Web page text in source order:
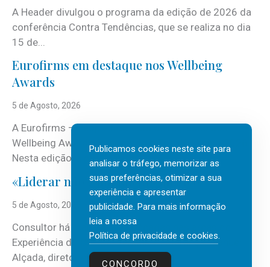
A Header divulgou o programa da edição de 2026 da
conferência Contra Tendências, que se realiza no dia
15 de...
Eurofirms em destaque nos Wellbeing
Awards
5 de Agosto, 2026
A Eurofirms – People first está de regresso aos
Wellbeing Awards, integrando o Top Wellbeing 2026.
Nesta edição, a multinacional...
«Liderar não é um talento místico.»
5 de Agosto, 2026
Consultor há mais de três décadas nas áreas de
Experiência do Cliente, Vendas e Liderança, Manuel
Alçada, diretor executivo da...
Publicamos cookies neste site para
analisar o tráfego, memorizar as
suas preferências, otimizar a sua
experiência e apresentar
publicidade. Para mais informação
leia a nossa
Política de privacidade e cookies.
CONCORDO